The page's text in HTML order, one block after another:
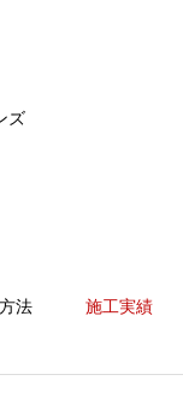
法 施工実績